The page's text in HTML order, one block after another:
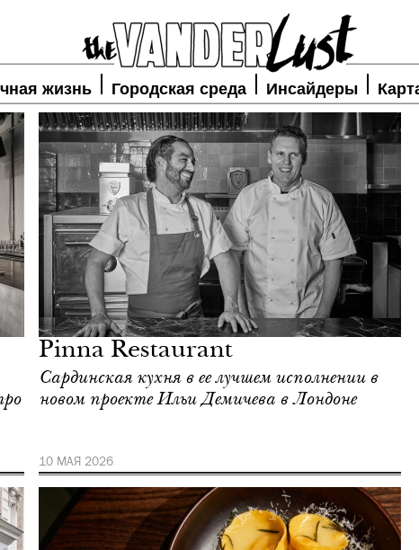
жизнь Городская среда Инсайдеры
Pinna Restaurant
Сардинская кухня в ее лучшем исполнении в
новом проекте Ильи Демичева в Лондоне
10 МАЯ 2026